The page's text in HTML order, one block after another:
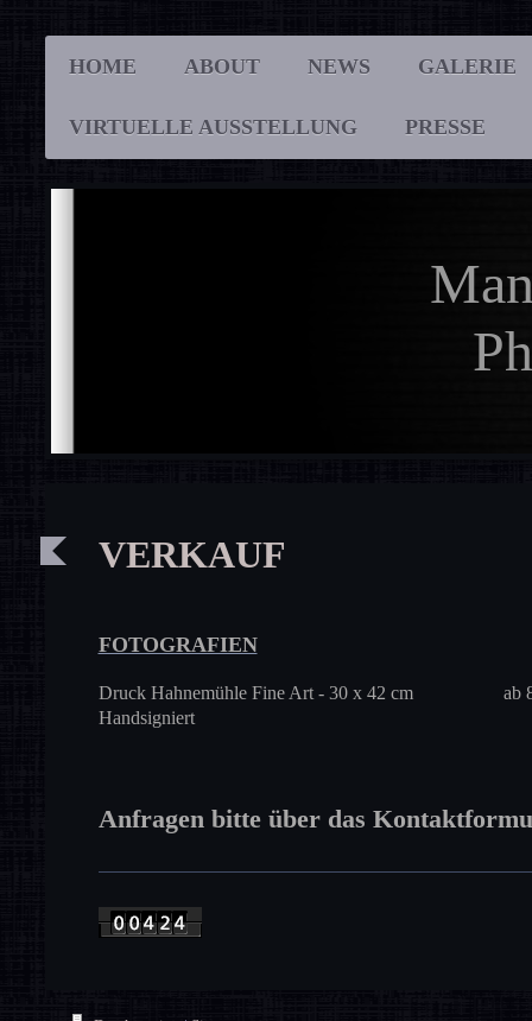
HOME ABOUT NEWS GALERIE
VIRTUELLE AUSSTELLUNG PRESSE
VERKAUF
FOTOGRAFIEN
Druck Hahnemühle Fine Art - 30 x 42 cm ab
Handsigniert
Anfragen bitte über das